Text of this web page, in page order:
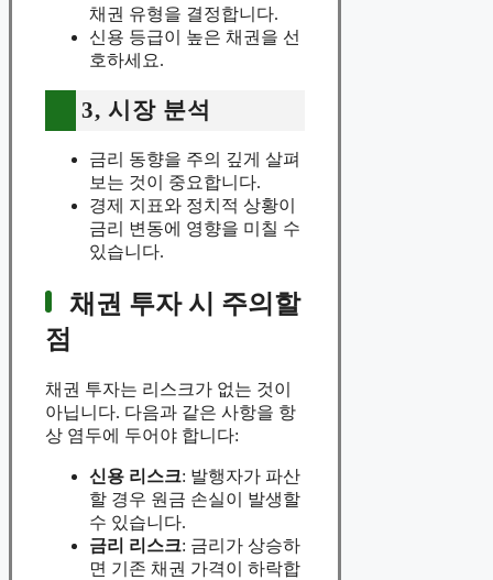
채권 유형을 결정합니다.
신용 등급이 높은 채권을 선
호하세요.
3, 시장 분석
금리 동향을 주의 깊게 살펴
보는 것이 중요합니다.
경제 지표와 정치적 상황이
금리 변동에 영향을 미칠 수
있습니다.
채권 투자 시 주의할
점
채권 투자는 리스크가 없는 것이
아닙니다. 다음과 같은 사항을 항
상 염두에 두어야 합니다:
신용 리스크: 발행자가 파산
할 경우 원금 손실이 발생할
수 있습니다.
금리 리스크: 금리가 상승하
면 기존 채권 가격이 하락합